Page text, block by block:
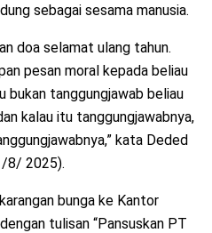
sebagai sesama manusia.
doa selamat ulang tahun.
pesan moral kepada beliau
bukan tanggungjawab beliau
kalau itu tanggungjawabnya,
kata Deded
/8/ 2025).
bunga ke Kantor
tulisan “Pansuskan PT